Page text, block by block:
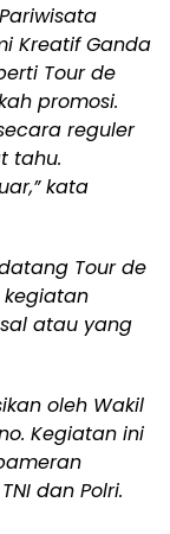
Kreatif Ganda
Tour de
promosi.
reguler
tahu.
kata
Tour de
atau yang
oleh Wakil
Kegiatan ini
dan Polri.